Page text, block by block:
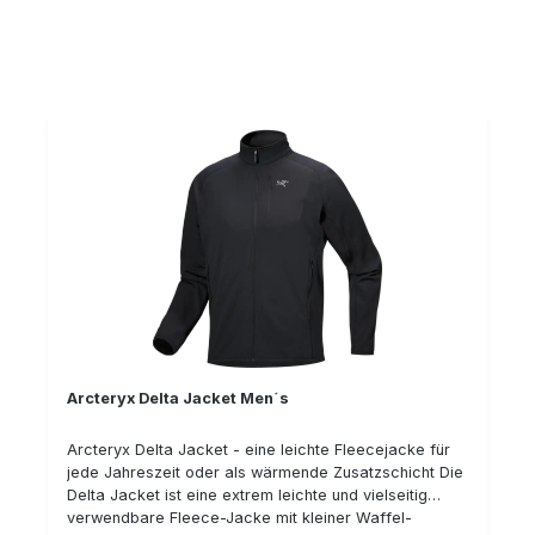
auch bei sportlichen Aktivitäten nicht hochrutschen
(optionale Verwendung) Materialkennzeichnung: 100%
Arcteryx Delta Jacket Men´s
Arcteryx Delta Jacket - eine leichte Fleecejacke für
jede Jahreszeit oder als wärmende Zusatzschicht Die
Delta Jacket ist eine extrem leichte und vielseitig
verwendbare Fleece-Jacke mit kleiner Waffel-